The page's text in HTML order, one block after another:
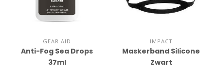
GEAR AID
Anti-Fog Sea Drops
37ml
IMPACT
Maskerband Silicone
Zwart